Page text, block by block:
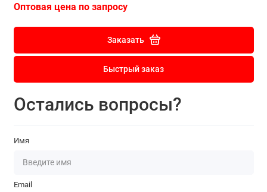
Оптовая цена по запросу
Заказать
Быстрый заказ
Остались вопросы?
Имя
Email